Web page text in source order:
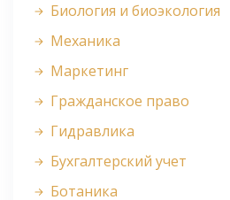
Биология и биоэкология
Механика
Маркетинг
Гражданское право
Гидравлика
Бухгалтерский учет
Ботаника